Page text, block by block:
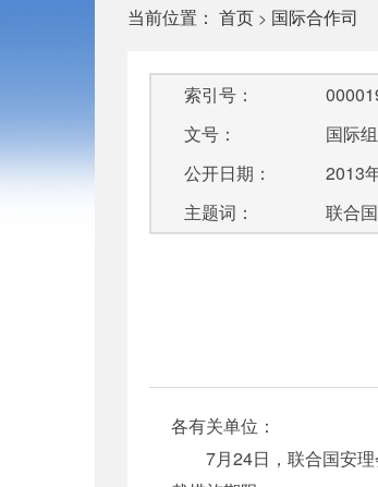
当前位置： 首页 > 国际合作司
索引号：
文号：
国际
公开日期：
2013
主题词：
联合
各有关单位：
7月24日，联合国安理